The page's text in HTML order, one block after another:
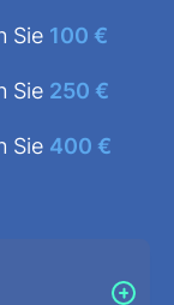
Sie 100 €
Sie 250 €
Sie 400 €